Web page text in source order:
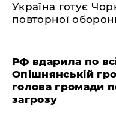
Україна готує
повторної
РФ вдарила по
Опішнянській
голова громади
загрозу